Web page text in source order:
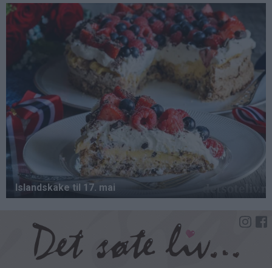
Hopp
hovedinnhold